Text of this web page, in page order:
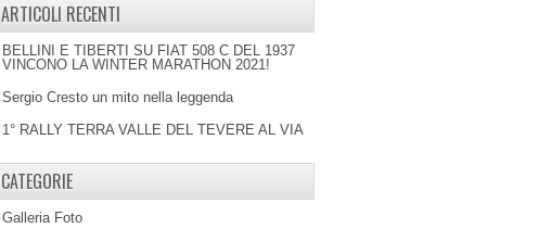
ARTICOLI RECENTI
BELLINI E TIBERTI SU FIAT 508 C DEL 1937
VINCONO LA WINTER MARATHON 2021!
Sergio Cresto un mito nella leggenda
1° RALLY TERRA VALLE DEL TEVERE AL VIA
CATEGORIE
Galleria Foto